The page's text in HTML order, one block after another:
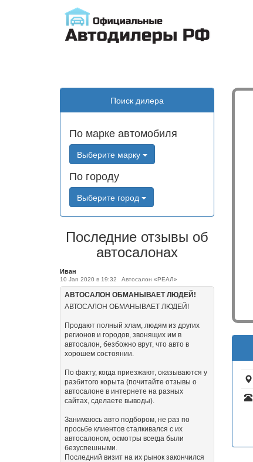
Поиск дилера
По марке автомобиля
Выберите марку
По городу
Выберите город
Последние отзывы об
автосалонах
Иван
10 Jan 2020 в 19:32 Автосалон «РЕАЛ»
АВТОСАЛОН ОБМАНЫВАЕТ ЛЮДЕЙ!
АВТОСАЛОН ОБМАНЫВАЕТ ЛЮДЕЙ!
Продают полный хлам, людям из других
регионов и городов, звонящих им в
автосалон, безбожно врут, что авто в
хорошем состоянии.
По факту, когда приезжают, оказываются у
разбитого корыта (почитайте отзывы о
автосалоне в интернете на разных
сайтах, сделаете выводы).
Занимаюсь авто подбором, не раз по
просьбе клиентов сталкивался с их
автосалоном, осмотры всегда были
безуспешными.
Последний визит на их рынок закончился